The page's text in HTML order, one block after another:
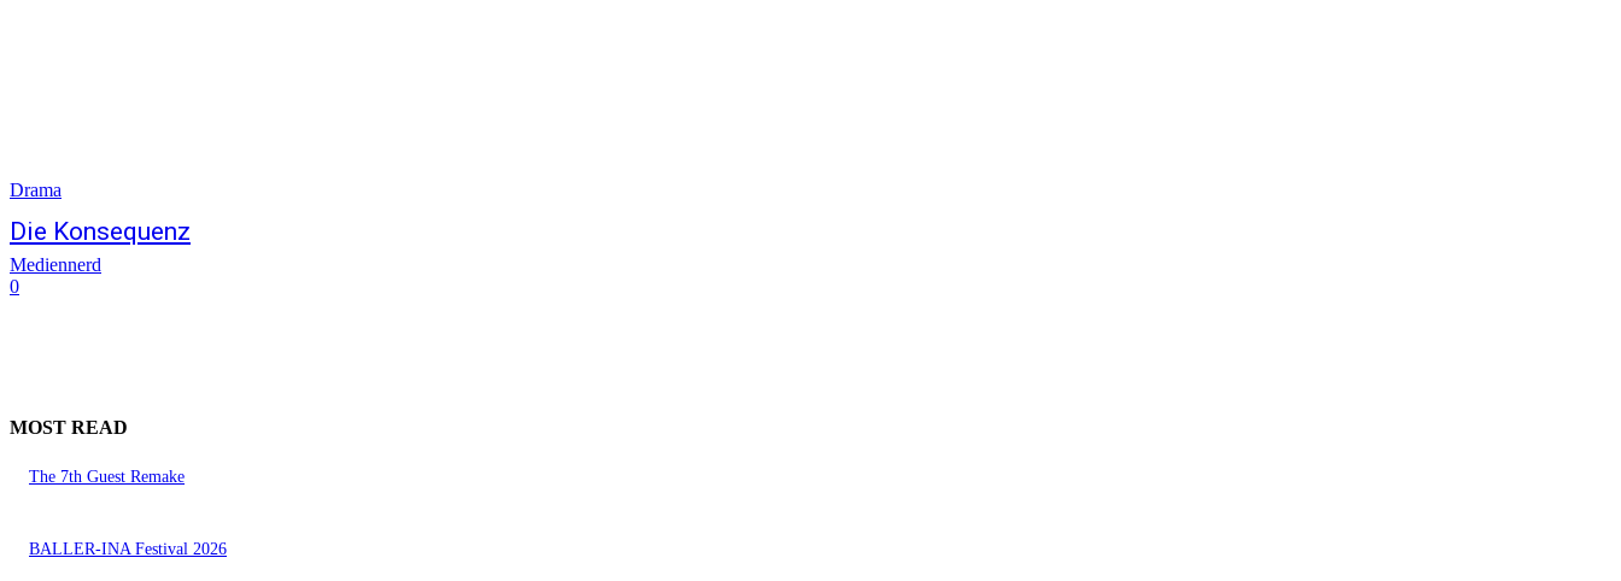
Drama
Die Konsequenz
Mediennerd
0
MOST READ
The 7th Guest Remake
BALLER-INA Festival 2026